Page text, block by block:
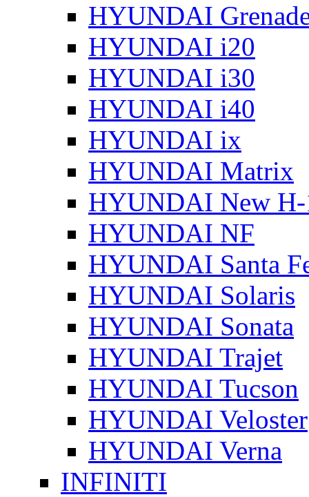
HYUNDAI
HYUNDAI i20
HYUNDAI i30
HYUNDAI i40
HYUNDAI ix
HYUNDAI Matrix
HYUNDAI New
HYUNDAI NF
HYUNDAI Santa
HYUNDAI Solaris
HYUNDAI Sonata
HYUNDAI Trajet
HYUNDAI Tucson
HYUNDAI Veloster
HYUNDAI Verna
INFINITI